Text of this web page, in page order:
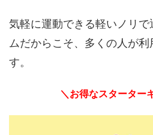
気軽に運動できる軽いノリ
ムだからこそ、多くの人が利
す。
＼お得なスターター